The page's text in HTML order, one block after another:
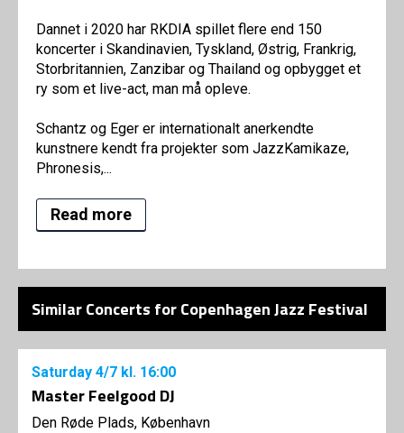
Dannet i 2020 har RKDIA spillet flere end 150
koncerter i Skandinavien, Tyskland, Østrig, Frankrig,
Storbritannien, Zanzibar og Thailand og opbygget et
ry som et live-act, man må opleve.
Schantz og Eger er internationalt anerkendte
kunstnere kendt fra projekter som JazzKamikaze,
Phronesis,...
Read more
Similar Concerts for Copenhagen Jazz Festival
Saturday 4/7 kl. 16:00
Master Feelgood DJ
Den Røde Plads, København